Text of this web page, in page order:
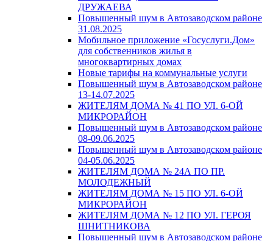
ДРУЖАЕВА
Повышенный шум в Автозаводском районе
31.08.2025
Мобильное приложение «Госуслуги.Дом»
для собственников жилья в
многоквартирных домах
Новые тарифы на коммунальные услуги
Повышенный шум в Автозаводском районе
13-14.07.2025
ЖИТЕЛЯМ ДОМА № 41 ПО УЛ. 6-ОЙ
МИКРОРАЙОН
Повышенный шум в Автозаводском районе
08-09.06.2025
Повышенный шум в Автозаводском районе
04-05.06.2025
ЖИТЕЛЯМ ДОМА № 24А ПО ПР.
МОЛОДЕЖНЫЙ
ЖИТЕЛЯМ ДОМА № 15 ПО УЛ. 6-ОЙ
МИКРОРАЙОН
ЖИТЕЛЯМ ДОМА № 12 ПО УЛ. ГЕРОЯ
ШНИТНИКОВА
Повышенный шум в Автозаводском районе